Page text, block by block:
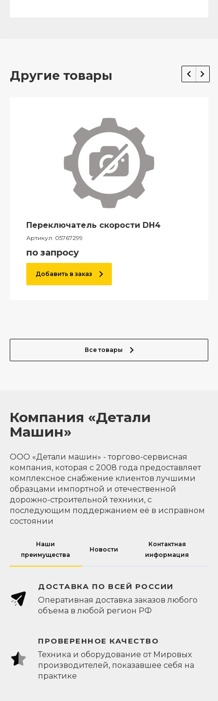
Другие товары
Переключатель скорости DH4
Артикул: 05767299
по запросу
Добавить в заказ
Все товары
Компания «Детали
Машин»
ООО «Детали машин» - торгово-сервисная
компания, которая с 2008 года предоставляет
комплексное снабжение клиентов лучшими
образцами импортной и отечественной
дорожно-строительной техники, с
последующим поддержанием её в исправном
состоянии
Наши
преимущества
Новости
Контактная
информация
ДОСТАВКА ПО ВСЕЙ РОССИИ
Оперативная доставка заказов любого
объема в любой регион РФ
ПРОВЕРЕННОЕ КАЧЕСТВО
Техника и оборудование от Мировых
производителей, показавшее себя на
практике